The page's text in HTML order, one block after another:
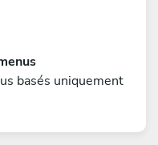
basés uniquement